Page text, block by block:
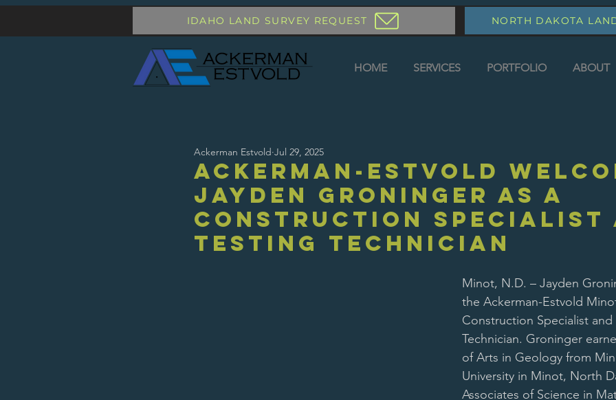
IDAHO LAND SURVEY REQUEST NORTH DAKOTA
HOME SERVICES PORTFOLIO ABOUT
Ackerman-Estvold
Jayden Groninger as a
Construction Specialist
Testing Technician
Ackerman Estvold Jul 29, 2025
Minot, N.D. – Jayden
the Ackerman-Estvold
Construction Specialist
Technician. Groninger
of Arts in Geology from
University in Minot, North
Associates of Science in